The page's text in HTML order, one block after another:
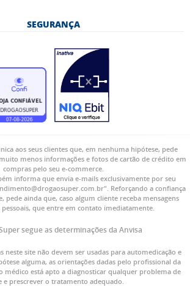
SEGURANÇA
aos seus clientes que, em nenhuma hipótese, pede
menos informações e fotos de cartão de crédito em
compras pelo seu e-commerce.
informa que envia e-mails exclusivamente por seu
Reforçando a confiança
pede ainda que, caso algum cliente receba mensagens
que entre em contato imediatamente.
segue as determinações da Anvisa
neste site não devem ser usadas para automedicação e
alguma, as orientações dadas pelo profissional da
médico está apto a diagnosticar qualquer problema de
e prescrever o tratamento adequado.